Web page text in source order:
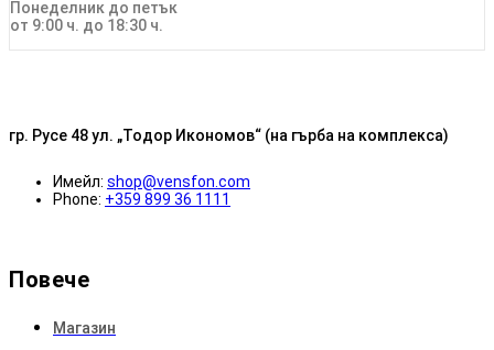
Понеделник до петък
от 9:00 ч. до 18:30 ч.
гр. Русе 48 ул. „Тодор Икономов“ (на гърба на комплекса)
Имейл: shop@vensfon.com
Phone: +359 899 36 1111
Повече
Магазин